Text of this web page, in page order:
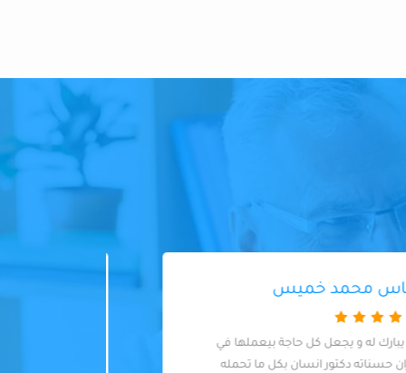
ولاء احمد
دكاترة ممتازين، مهتمين بالتعقيم والشغل
على مستوى عالي من الدقة